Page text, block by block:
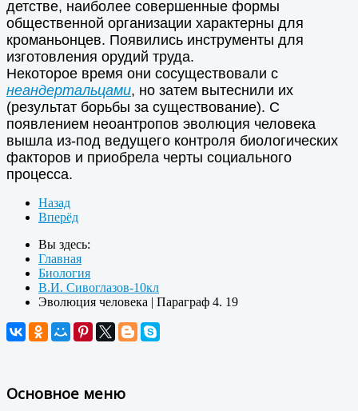
детстве, наиболее совершенные формы
общественной организации характерны для
кроманьонцев. Появились инструменты для
изготовления орудий труда.
Некоторое время они сосуществовали с
неандертальцами, но затем вытеснили их
(результат борьбы за существование). С
появлением неоантропов эволюция человека
вышла из-под ведущего контроля биологических
факторов и приобрела черты социального
процесса.
Назад
Вперёд
Вы здесь:
Главная
Биология
В.И. Сивоглазов-10кл
Эволюция человека | Параграф 4. 19
Основное меню